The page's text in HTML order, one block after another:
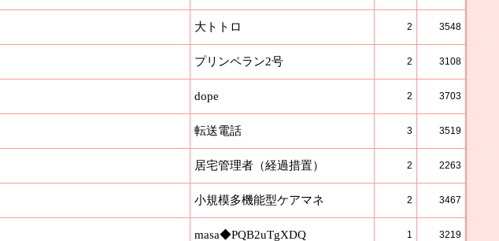
大トトロ 2 3548
プリンペラン2号 2 3108
dope 2 3703
転送電話 3 3519
居宅管理者（経過措置） 2 2263
小規模多機能型ケアマネ 2 3467
masa◆PQB2uTgXDQ 1 3219